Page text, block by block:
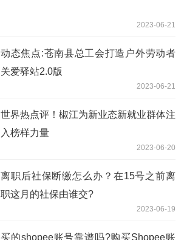
2023-06-21
动态焦点:苍南县总工会打造户外劳动者
关爱驿站2.0版
2023-06-21
世界热点评！椒江为新业态新就业群体注
入榜样力量
2023-06-20
离职后社保断缴怎么办？在15号之前离
职这月的社保由谁交?
2023-06-19
买的shopee账号靠谱吗?购买Shopee账